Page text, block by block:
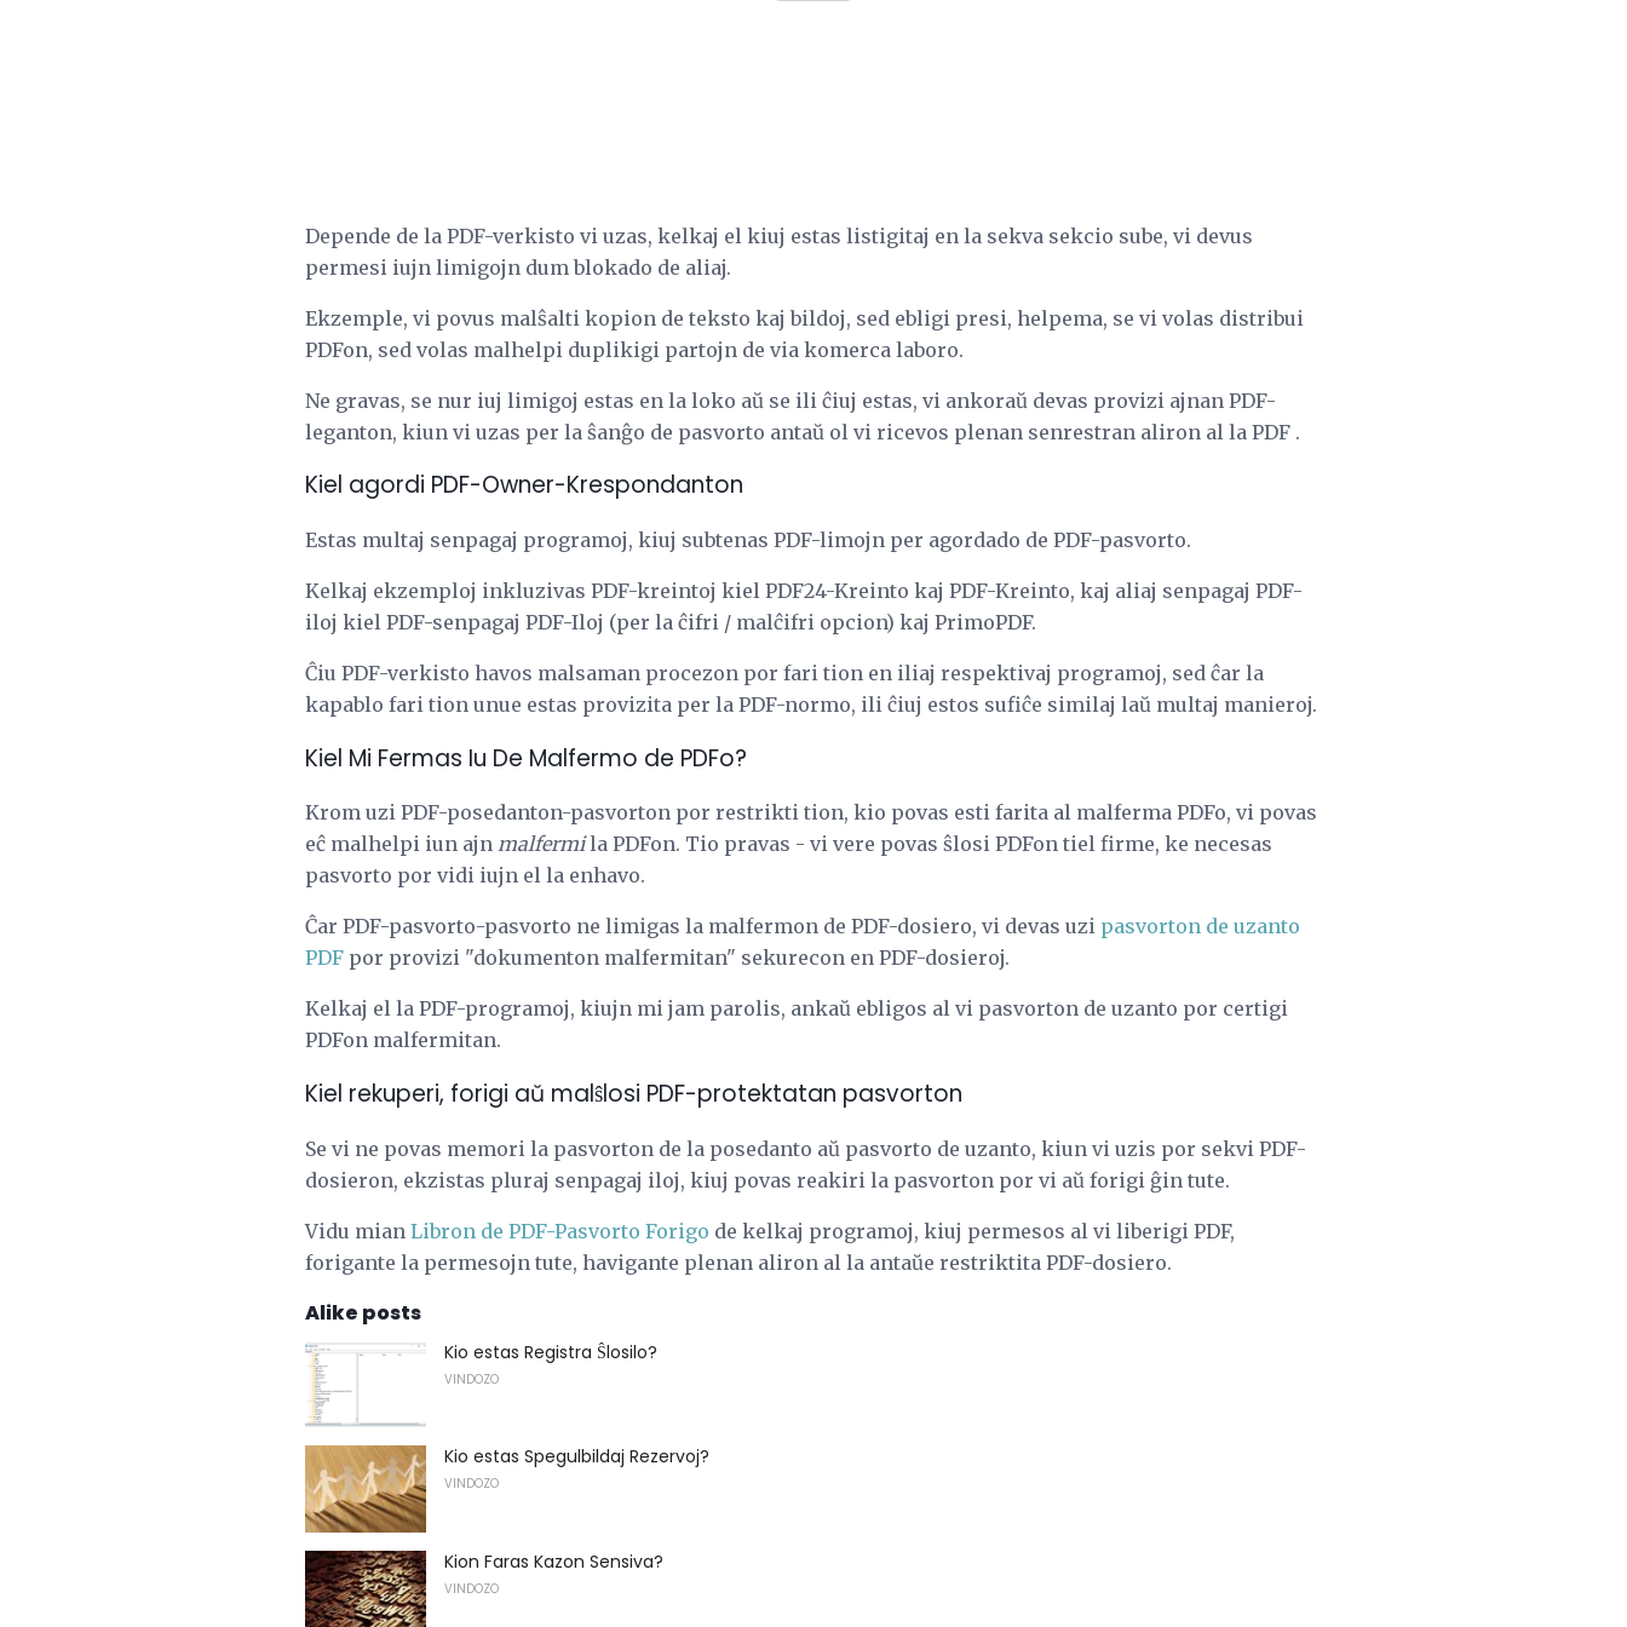
Depende de la PDF-verkisto vi uzas, kelkaj el kiuj estas listigitaj en la sekva sekcio sube, vi devus
permesi iujn limigojn dum blokado de aliaj.
Ekzemple, vi povus malŝalti kopion de teksto kaj bildoj, sed ebligi presi, helpema, se vi volas distribui
PDFon, sed volas malhelpi duplikigi partojn de via komerca laboro.
Ne gravas, se nur iuj limigoj estas en la loko aŭ se ili ĉiuj estas, vi ankoraŭ devas provizi ajnan PDF-
leganton, kiun vi uzas per la ŝanĝo de pasvorto antaŭ ol vi ricevos plenan senrestran aliron al la PDF .
Kiel agordi PDF-Owner-Krespondanton
Estas multaj senpagaj programoj, kiuj subtenas PDF-limojn per agordado de PDF-pasvorto.
Kelkaj ekzemploj inkluzivas PDF-kreintoj kiel PDF24-Kreinto kaj PDF-Kreinto, kaj aliaj senpagaj PDF-
iloj kiel PDF-senpagaj PDF-Iloj (per la ĉifri / malĉifri opcion) kaj PrimoPDF.
Ĉiu PDF-verkisto havos malsaman procezon por fari tion en iliaj respektivaj programoj, sed ĉar la
kapablo fari tion unue estas provizita per la PDF-normo, ili ĉiuj estos sufiĉe similaj laŭ multaj manieroj.
Kiel Mi Fermas Iu De Malfermo de PDFo?
Krom uzi PDF-posedanton-pasvorton por restrikti tion, kio povas esti farita al malferma PDFo, vi povas
eĉ malhelpi iun ajn malfermila PDFon. Tio pravas - vi vere povas ŝlosi PDFon tiel firme, ke necesas
pasvorto por vidi iujn el la enhavo.
Ĉar PDF-pasvorto-pasvorto ne limigas la malfermon de PDF-dosiero, vi devas uzi pasvorton de uzanto
PDF por provizi "dokumenton malfermitan" sekurecon en PDF-dosieroj.
Kelkaj el la PDF-programoj, kiujn mi jam parolis, ankaŭ ebligos al vi pasvorton de uzanto por certigi
PDFon malfermitan.
Kiel rekuperi, forigi aŭ malŝlosi PDF-protektatan pasvorton
Se vi ne povas memori la pasvorton de la posedanto aŭ pasvorto de uzanto, kiun vi uzis por sekvi PDF-
dosieron, ekzistas pluraj senpagaj iloj, kiuj povas reakiri la pasvorton por vi aŭ forigi ĝin tute.
Vidu mian Libron de PDF-Pasvorto Forigo de kelkaj programoj, kiuj permesos al vi liberigi PDF,
forigante la permesojn tute, havigante plenan aliron al la antaŭe restriktita PDF-dosiero.
Alike posts
Kio estas Registra Ŝlosilo?
VINDOZO
Kio estas Spegulbildaj Rezervoj?
VINDOZO
Kion Faras Kazon Sensiva?
VINDOZO